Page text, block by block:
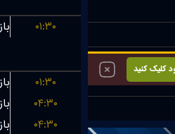
۰۱:۳۰
۰۱:۳۰
۰۴:۳۰
۰۴:۳۰